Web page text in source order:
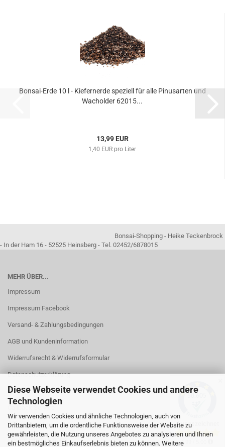
Diese Webseite verwendet Cookies und andere
Technologien
Wir verwenden Cookies und ähnliche Technologien, auch von
Drittanbietern, um die ordentliche Funktionsweise der Website zu
gewährleisten, die Nutzung unseres Angebotes zu analysieren und Ihnen
ein bestmögliches Einkaufserlebnis bieten zu können. Weitere
Bonsai-Erde 10 l - Kiefernerde speziell für alle Pinusarten und
Wacholder 62015...
13,99 EUR
1,40 EUR pro Liter
Bonsai-Shopping - Heike Teckenbrock
- In der Ham 16 - 52525 Heinsberg - Tel. 02452/6878015
MEHR ÜBER...
Impressum
Impressum Facebook
Versand- & Zahlungsbedingungen
AGB und Kundeninformation
Widerrufsrecht & Widerrufsformular
Datenschutzerklärung
Kontakt
Callback Service
Öffnungszeiten
Cookie Einstellungen